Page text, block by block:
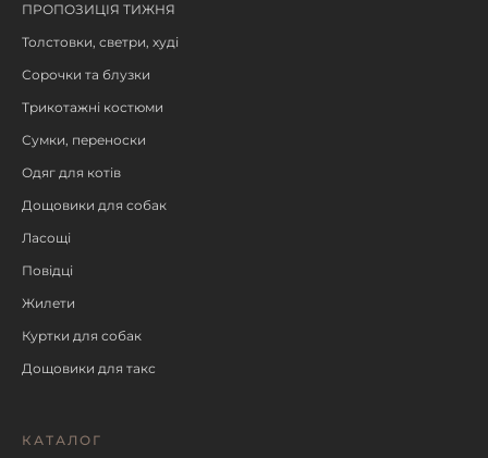
ПРОПОЗИЦІЯ ТИЖНЯ
Толстовки, светри, худі
Сорочки та блузки
Трикотажні костюми
Сумки, переноски
Одяг для котів
Дощовики для собак
Ласощі
Повідці
Жилети
Куртки для собак
Дощовики для такс
КАТАЛОГ